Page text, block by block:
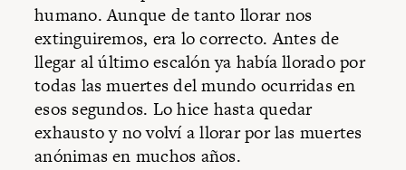
humano. Aunque de tanto llorar nos
extinguiremos, era lo correcto. Antes de
llegar al último escalón ya había llorado por
todas las muertes del mundo ocurridas en
esos segundos. Lo hice hasta quedar
exhausto y no volví a llorar por las muertes
anónimas en muchos años.